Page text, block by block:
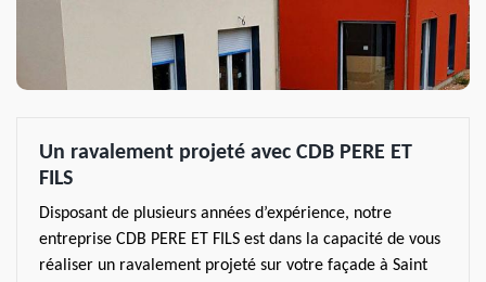
Un ravalement projeté avec CDB PERE ET
FILS
Disposant de plusieurs années d’expérience, notre
entreprise CDB PERE ET FILS est dans la capacité de vous
réaliser un ravalement projeté sur votre façade à Saint